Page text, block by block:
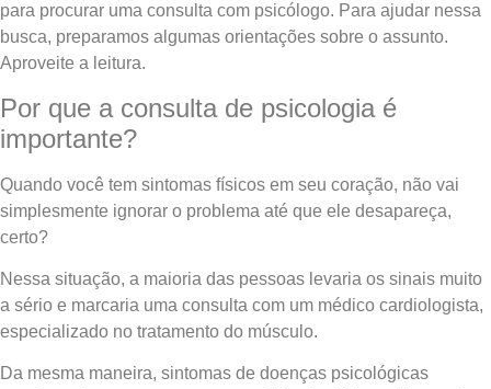
para procurar uma consulta com psicólogo. Para ajudar nessa
busca, preparamos algumas orientações sobre o assunto.
Aproveite a leitura.
Por que a consulta de psicologia é
importante?
Quando você tem sintomas físicos em seu coração, não vai
simplesmente ignorar o problema até que ele desapareça,
certo?
Nessa situação, a maioria das pessoas levaria os sinais muito
a sério e marcaria uma consulta com um médico cardiologista,
especializado no tratamento do músculo.
Da mesma maneira, sintomas de doenças psicológicas